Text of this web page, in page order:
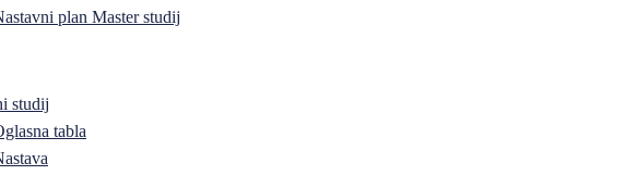
plan Master studij
studij
tabla